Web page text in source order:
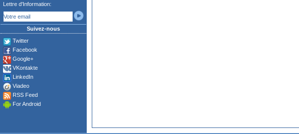
Lettre d'Information:
Suivez-nous
Twitter
Facebook
Google+
VKontakte
LinkedIn
Viadeo
RSS Feed
For Android